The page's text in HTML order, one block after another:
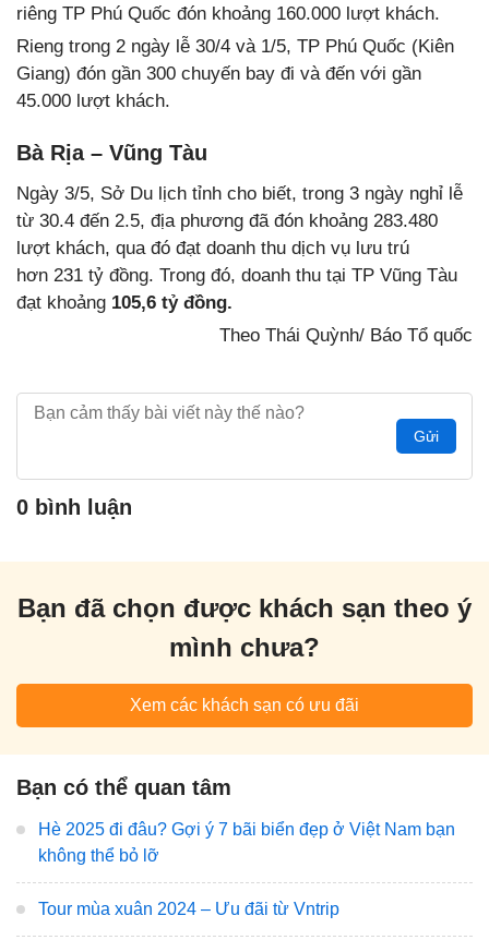
riêng TP Phú Quốc đón khoảng 160.000 lượt khách.
Rieng trong 2 ngày lễ 30/4 và 1/5, TP Phú Quốc (Kiên
Giang) đón gần 300 chuyến bay đi và đến với gần
45.000 lượt khách.
Bà Rịa – Vũng Tàu
Ngày 3/5, Sở Du lịch tỉnh cho biết, trong 3 ngày nghỉ lễ
từ 30.4 đến 2.5, địa phương đã đón khoảng 283.480
lượt khách, qua đó đạt doanh thu dịch vụ lưu trú
hơn 231 tỷ đồng. Trong đó, doanh thu tại TP Vũng Tàu
đạt khoảng 105,6 tỷ đồng.
Theo Thái Quỳnh/ Báo Tổ quốc
Gửi
0 bình luận
Bạn đã chọn được khách sạn theo ý
mình chưa?
Xem các khách sạn có ưu đãi
Bạn có thể quan tâm
Hè 2025 đi đâu? Gợi ý 7 bãi biển đẹp ở Việt Nam bạn
không thể bỏ lỡ
Tour mùa xuân 2024 – Ưu đãi từ Vntrip